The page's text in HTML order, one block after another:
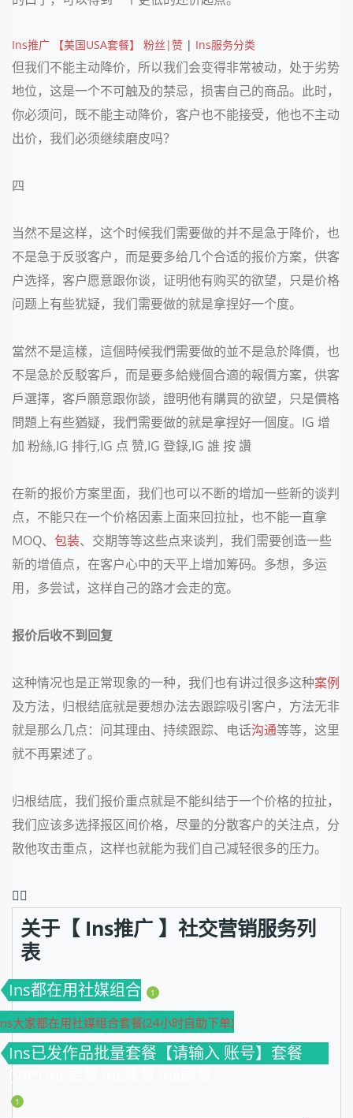
Ins推广 【美国USA套餐】 粉丝|赞 | Ins服务分类
但我们不能主动降价，所以我们会变得非常被动，处于劣势
地位，这是一个不可触及的禁忌，损害自己的商品。此时，
你必须问，既不能主动降价，客户也不能接受，他也不主动
出价，我们必须继续磨皮吗？
四
当然不是这样，这个时候我们需要做的并不是急于降价，也
不是急于反驳客户，而是要多给几个合适的报价方案，供客
户选择，客户愿意跟你谈，证明他有购买的欲望，只是价格
问题上有些犹疑，我们需要做的就是拿捏好一个度。
當然不是這樣，這個時候我們需要做的並不是急於降價，也
不是急於反駁客戶，而是要多給幾個合適的報價方案，供客
戶選擇，客戶願意跟你談，證明他有購買的欲望，只是價格
問題上有些猶疑，我們需要做的就是拿捏好一個度。IG 增
加 粉絲,IG 排行,IG 点 赞,IG 登錄,IG 誰 按 讚
在新的报价方案里面，我们也可以不断的增加一些新的谈判
点，不能只在一个价格因素上面来回拉扯，也不能一直拿
MOQ、 包装、交期等等这些点来谈判，我们需要创造一些
新的增值点，在客户心中的天平上增加筹码。多想，多运
用，多尝试，这样自己的路才会走的宽。
报价后收不到回复
这种情况也是正常现象的一种，我们也有讲过很多这种案例
及方法，归根结底就是要想办法去跟踪吸引客户，方法无非
就是那么几点：问其理由、持续跟踪、电话沟通等等，这里
就不再累述了。
归根结底，我们报价重点就是不能纠结于一个价格的拉扯，
我们应该多选择报区间价格，尽量的分散客户的关注点，分
散他攻击重点，这样也就能为我们自己减轻很多的压力。
❤️‍🔥
关于【 Ins推广 】社交营销服务列
表
Ins都在用社媒组合 1
大家都在用社媒组合套餐(24小时自助下单)
Ins已发作品批量套餐【请输入 账号】套餐
(VIP) ins买赞 ins涨赞 ins刷赞
1